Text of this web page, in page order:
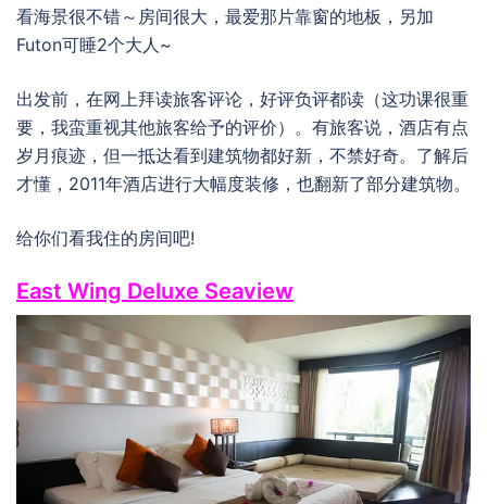
看海景很不错～房间很大，最爱那片靠窗的地板，另加
Futon可睡2个大人~
出发前，在网上拜读旅客评论，好评负评都读（这功课很重
要，我蛮重视其他旅客给予的评价）。有旅客说，酒店有点
岁月痕迹，但一抵达看到建筑物都好新，不禁好奇。了解后
才懂，2011年酒店进行大幅度装修，也翻新了部分建筑物。
给你们看我住的房间吧!
East Wing Deluxe Seaview